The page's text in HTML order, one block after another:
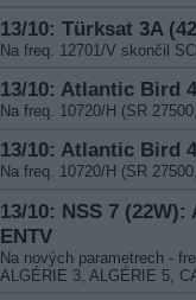
13/10: Türksat 3A
Na freq. 12701/V skončil
13/10: Atlantic Bird
Na freq. 10720/H (SR
13/10: Atlantic Bird
Na freq. 10720/H (SR
13/10: NSS 7
ENTV
Na nových parametrech -
ALGÉRIE 3, ALGÉRIE 5,